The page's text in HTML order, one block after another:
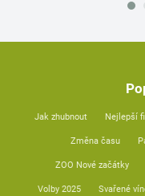
Jak zhubnout Nejlepší
Změna času
ZOO Nové začátky
Volby 2025 Svařené